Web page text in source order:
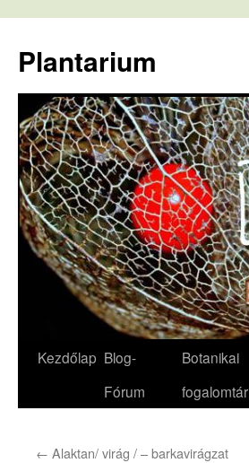
tartalomba
Plantarium
Kezdőlap Blog-
Fórum
Botanikai
fogalomtár
← Alaktan/ virág / – barkavirágzat